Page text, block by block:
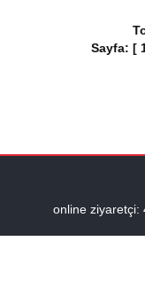
Sayfa: [
online ziyaretçi: